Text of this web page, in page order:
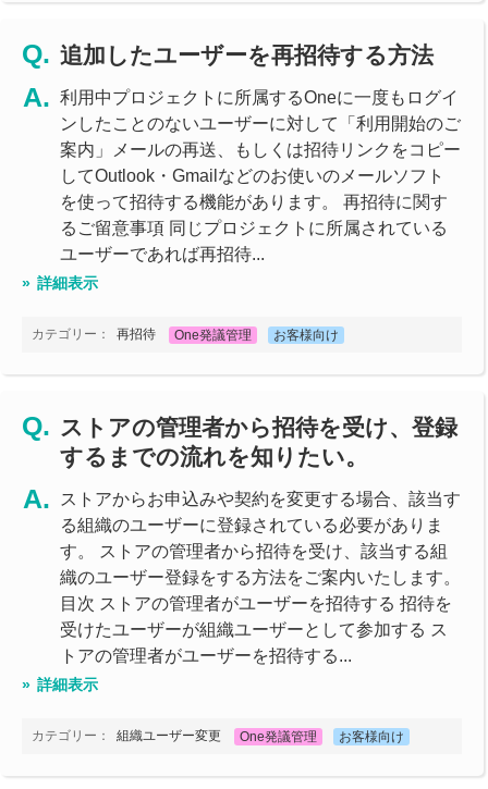
追加したユーザーを再招待する方法
利用中プロジェクトに所属するOneに一度もログイ
ンしたことのないユーザーに対して「利用開始のご
案内」メールの再送、もしくは招待リンクをコピー
してOutlook・Gmailなどのお使いのメールソフト
を使って招待する機能があります。 再招待に関す
るご留意事項 同じプロジェクトに所属されている
ユーザーであれば再招待...
詳細表示
カテゴリー： 再招待 One発議管理 お客様向け
ストアの管理者から招待を受け、登録
するまでの流れを知りたい。
ストアからお申込みや契約を変更する場合、該当す
る組織のユーザーに登録されている必要がありま
す。 ストアの管理者から招待を受け、該当する組
織のユーザー登録をする方法をご案内いたします。
目次 ストアの管理者がユーザーを招待する 招待を
受けたユーザーが組織ユーザーとして参加する ス
トアの管理者がユーザーを招待する...
詳細表示
カテゴリー： 組織ユーザー変更 One発議管理 お客様向け